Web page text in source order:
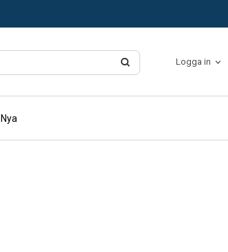
Logga in
Nya